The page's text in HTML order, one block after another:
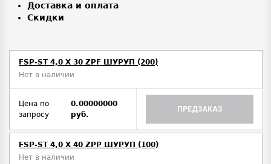
Доставка и оплата
Скидки
FSP-ST 4,0 X 30 ZPF ШУРУП (200)
Нет в наличии
Цена по
запросу
0.00000000
руб.
ПРЕДЗАКАЗ
FSP-ST 4,0 X 40 ZPP ШУРУП (100)
Нет в наличии